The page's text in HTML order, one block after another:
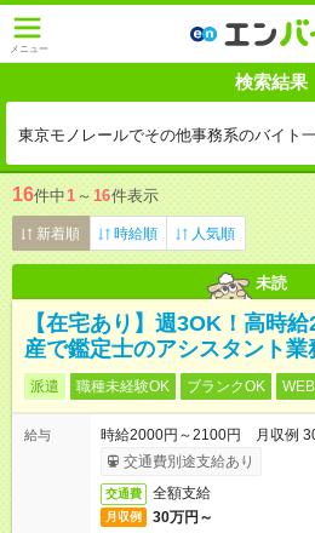
メニュー
検索結果
東京モノレールでその他事務系のバイト
16件中1 ～ 16件表示
新着順 時給順 人気順
未読
【在宅あり】週3OK！高時
産で鑑定士のアシスタント業
派遣 職種未経験OK ブランクOK
給与
時給2000円～2100円 月収例
交通費別途支給あり
交通費 全額支給
月収例 30万円～